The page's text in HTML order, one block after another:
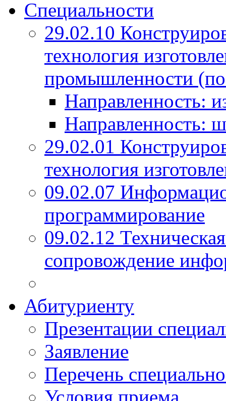
Специальности
29.02.10
технология
промышленности
Направленность:
Направленность:
29.02.01
технология
09.02.07
программирование
09.02.12
сопровождение
Абитуриенту
Презентации
Заявление
Перечень